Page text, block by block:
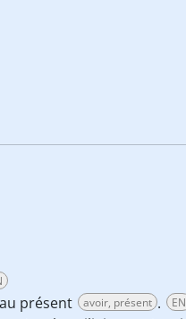
au présent avoir, présent . EN